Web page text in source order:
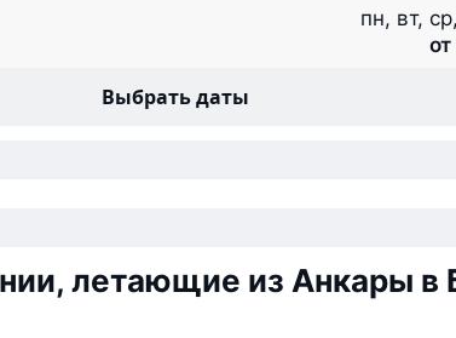
пн, вт,
Выбрать даты
летающие из Анкары в